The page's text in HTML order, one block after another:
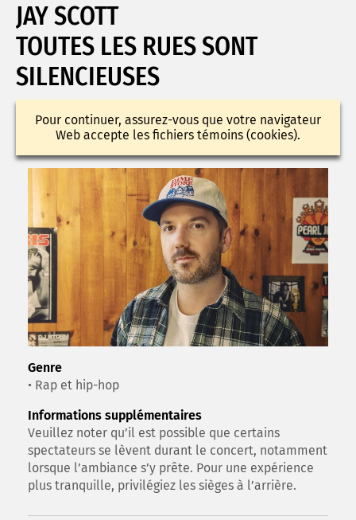
JAY SCOTT
TOUTES LES RUES SONT
SILENCIEUSES
Pour continuer, assurez-vous que votre navigateur
Web accepte les fichiers témoins (cookies).
Genre
• Rap et hip-hop
Informations supplémentaires
Veuillez noter qu’il est possible que certains
spectateurs se lèvent durant le concert, notamment
lorsque l’ambiance s’y prête. Pour une expérience
plus tranquille, privilégiez les sièges à l’arrière.